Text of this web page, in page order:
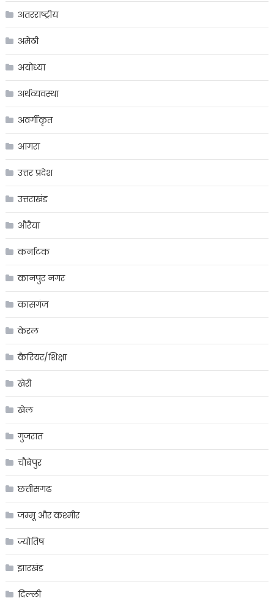
अंतरराष्ट्रीय
अमेठी
अयोध्या
अर्थव्यवस्था
अवर्गीकृत
आगरा
उत्तर प्रदेश
उत्तराखंड
औरैया
कर्नाटक
कानपुर नगर
कासगंज
केरल
कैरियर/शिक्षा
खेरी
खेल
गुजरात
चौबेपुर
छत्तीसगढ
जम्मू और कश्मीर
ज्योतिष
झारखंड
दिल्ली